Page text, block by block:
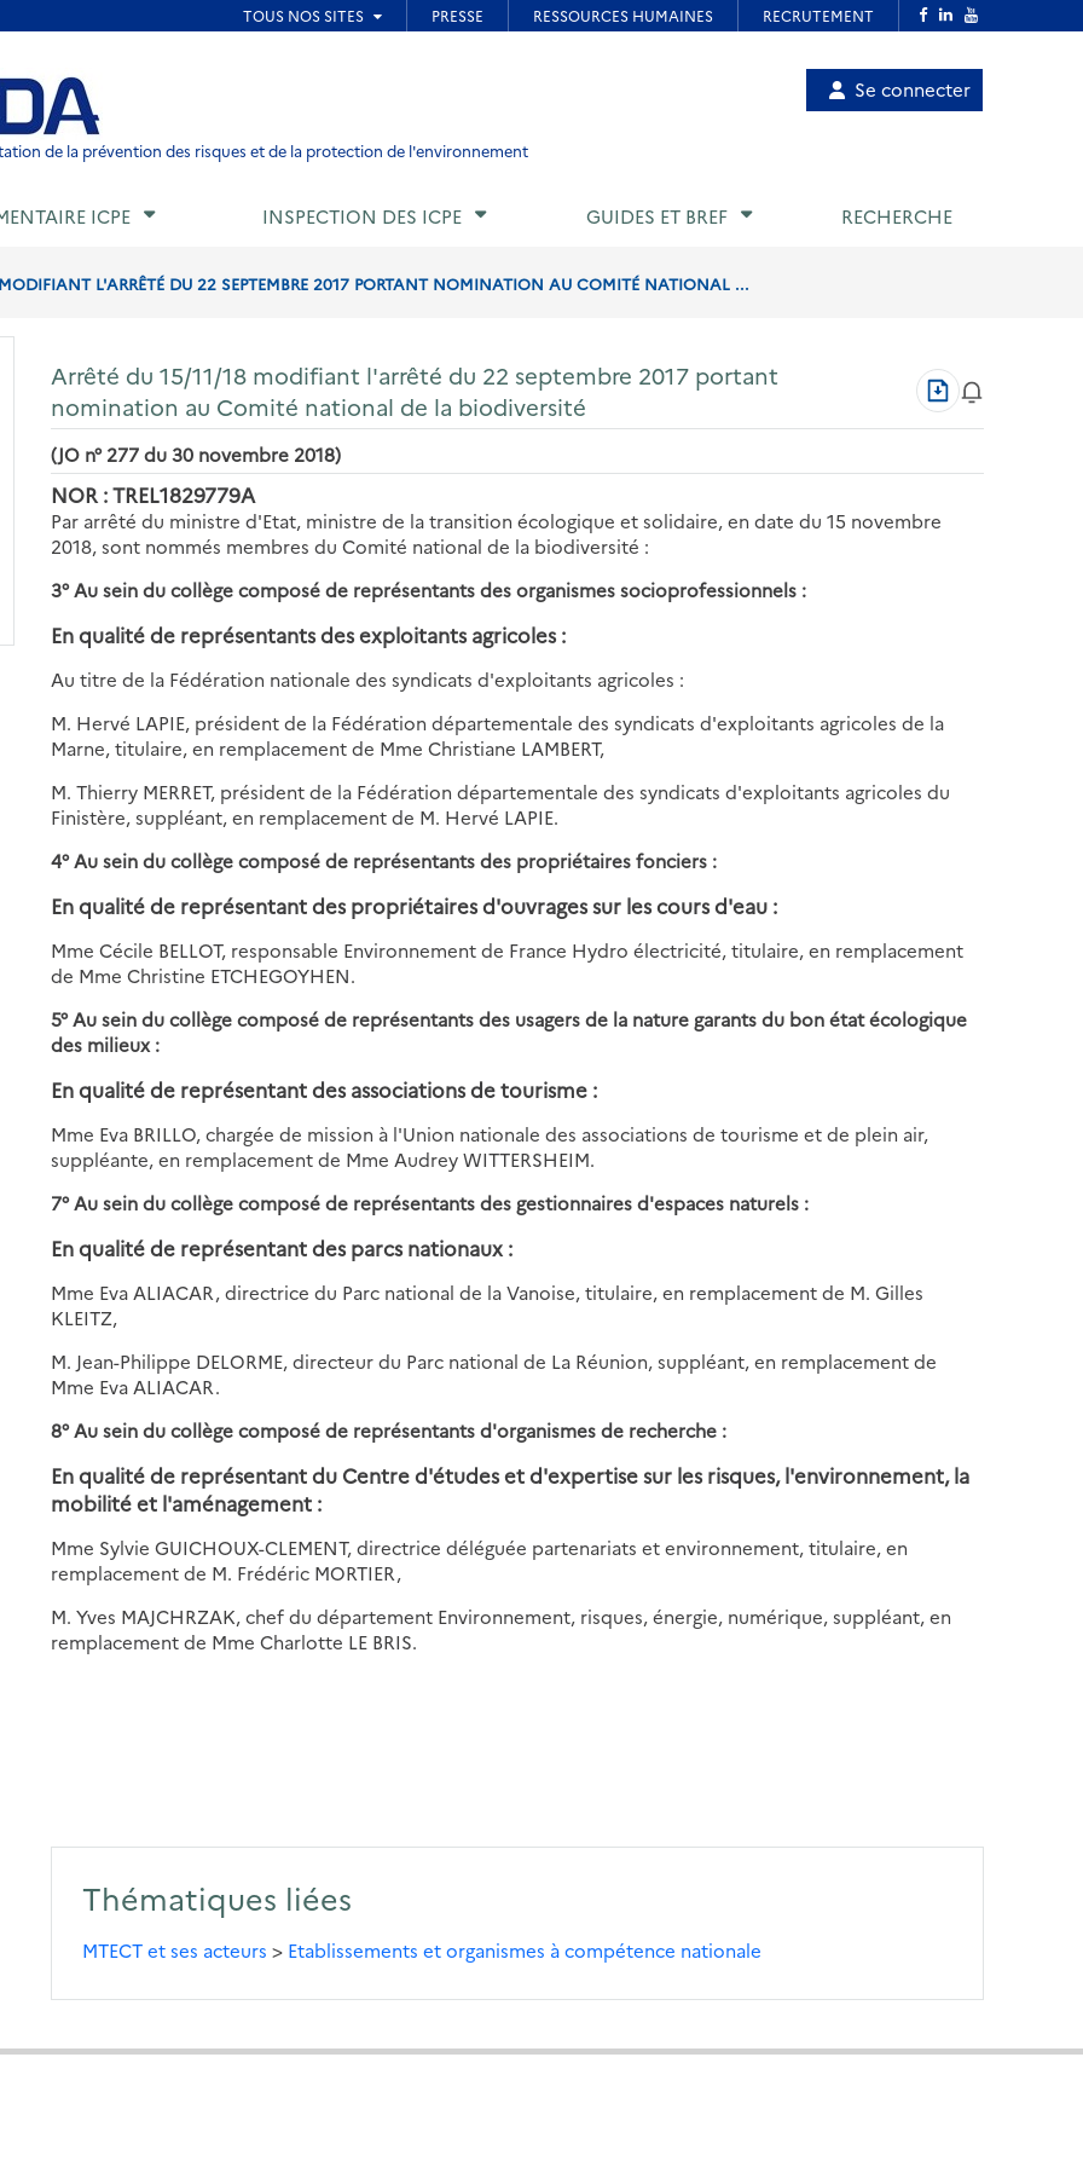
de page
de la prévention des risques et de la protection de l'environnement
Menu
utilisateur
Se connecter
ICPE INSPECTION DES ICPE GUIDES ET BREF RECHERCHE
L'ARRÊTÉ DU 22 SEPTEMBRE 2017 PORTANT NOMINATION AU COMITÉ NATIONAL ...
Arrêté du 15/11/18 modifiant l'arrêté du 22 septembre 2017 portant
nomination au Comité national de la biodiversité
Télécharger
au
format
(JO n° 277 du 30 novembre 2018)
NOR : TREL1829779A
Par arrêté du ministre d'Etat, ministre de la transition écologique et solidaire, en date du 15 novembre
2018, sont nommés membres du Comité national de la biodiversité :
3° Au sein du collège composé de représentants des organismes socioprofessionnels :
En qualité de représentants des exploitants agricoles :
Au titre de la Fédération nationale des syndicats d'exploitants agricoles :
M. Hervé LAPIE, président de la Fédération départementale des syndicats d'exploitants agricoles de la
Marne, titulaire, en remplacement de Mme Christiane LAMBERT,
M. Thierry MERRET, président de la Fédération départementale des syndicats d'exploitants agricoles du
Finistère, suppléant, en remplacement de M. Hervé LAPIE.
4° Au sein du collège composé de représentants des propriétaires fonciers :
En qualité de représentant des propriétaires d'ouvrages sur les cours d'eau :
Mme Cécile BELLOT, responsable Environnement de France Hydro électricité, titulaire, en remplacement
de Mme Christine ETCHEGOYHEN.
5° Au sein du collège composé de représentants des usagers de la nature garants du bon état écologique
des milieux :
En qualité de représentant des associations de tourisme :
Mme Eva BRILLO, chargée de mission à l'Union nationale des associations de tourisme et de plein air,
suppléante, en remplacement de Mme Audrey WITTERSHEIM.
7° Au sein du collège composé de représentants des gestionnaires d'espaces naturels :
En qualité de représentant des parcs nationaux :
Mme Eva ALIACAR, directrice du Parc national de la Vanoise, titulaire, en remplacement de M. Gilles
KLEITZ,
M. Jean-Philippe DELORME, directeur du Parc national de La Réunion, suppléant, en remplacement de
Mme Eva ALIACAR.
8° Au sein du collège composé de représentants d'organismes de recherche :
En qualité de représentant du Centre d'études et d'expertise sur les risques, l'environnement, la
mobilité et l'aménagement :
Mme Sylvie GUICHOUX-CLEMENT, directrice déléguée partenariats et environnement, titulaire, en
remplacement de M. Frédéric MORTIER,
M. Yves MAJCHRZAK, chef du département Environnement, risques, énergie, numérique, suppléant, en
remplacement de Mme Charlotte LE BRIS.
Thématiques liées
MTECT et ses acteurs > Etablissements et organismes à compétence nationale